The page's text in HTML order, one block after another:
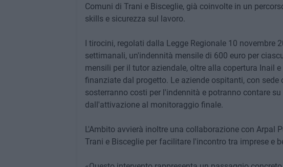
Comuni di Trani e Bisceglie, già coinvolte in un
skills e sicurezza sul lavoro.
I tirocini, regolati dalla Legge Regionale 10 novembre
settimanali, un'indennità mensile di 600 euro per
mensili per il tutor aziendale, oltre alla copertura Inail
finanziate dal progetto. Le aziende ospitanti, con sede
sosterranno costi per l'indennità e potranno contare
dall'attivazione al monitoraggio finale.
L'Ambito avvierà inoltre una collaborazione con Arpal
Trani e Bisceglie per facilitare l'incontro tra imprese e